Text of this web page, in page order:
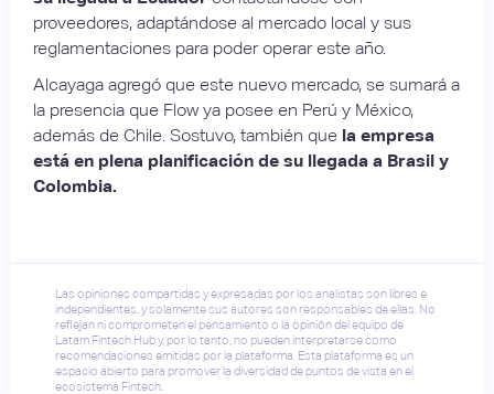
proveedores, adaptándose al mercado local y sus
reglamentaciones para poder operar este año.
Alcayaga agregó que este nuevo mercado, se sumará a
la presencia que Flow ya posee en Perú y México,
además de Chile. Sostuvo, también que la empresa
está en plena planificación de su llegada a Brasil y
Colombia.
Las opiniones compartidas y expresadas por los analistas son libres e
independientes, y solamente sus autores son responsables de ellas. No
reflejan ni comprometen el pensamiento o la opinión del equipo de
Latam Fintech Hub y, por lo tanto, no pueden interpretarse como
recomendaciones emitidas por la plataforma. Esta plataforma es un
espacio abierto para promover la diversidad de puntos de vista en el
ecosistema Fintech.